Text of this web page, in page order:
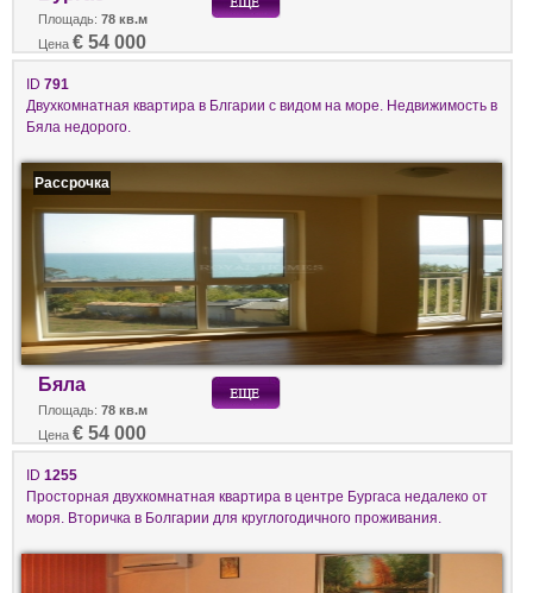
Площадь: 78 кв.м
Цена € 54 000
ID 791
Двухкомнатная квартира в Блгарии с видом на море. Недвижимость в
Бяла недорого.
Рассрочка
Бяла
Площадь: 78 кв.м
Цена € 54 000
ID 1255
Просторная двухкомнатная квартира в центре Бургаса недалеко от
моря. Вторичка в Болгарии для круглогодичного проживания.